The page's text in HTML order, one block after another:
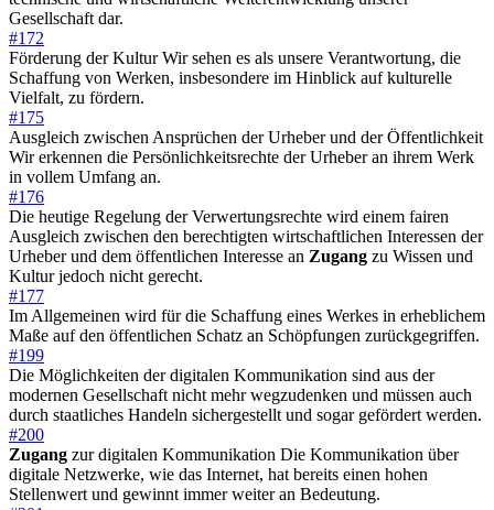
Gesellschaft dar.
#172
Förderung der Kultur Wir sehen es als unsere Verantwortung, die
Schaffung von Werken, insbesondere im Hinblick auf kulturelle
Vielfalt, zu fördern.
#175
Ausgleich zwischen Ansprüchen der Urheber und der Öffentlichkeit
Wir erkennen die Persönlichkeitsrechte der Urheber an ihrem Werk
in vollem Umfang an.
#176
Die heutige Regelung der Verwertungsrechte wird einem fairen
Ausgleich zwischen den berechtigten wirtschaftlichen Interessen der
Urheber und dem öffentlichen Interesse an Zugang zu Wissen und
Kultur jedoch nicht gerecht.
#177
Im Allgemeinen wird für die Schaffung eines Werkes in erheblichem
Maße auf den öffentlichen Schatz an Schöpfungen zurückgegriffen.
#199
Die Möglichkeiten der digitalen Kommunikation sind aus der
modernen Gesellschaft nicht mehr wegzudenken und müssen auch
durch staatliches Handeln sichergestellt und sogar gefördert werden.
#200
Zugang zur digitalen Kommunikation Die Kommunikation über
digitale Netzwerke, wie das Internet, hat bereits einen hohen
Stellenwert und gewinnt immer weiter an Bedeutung.